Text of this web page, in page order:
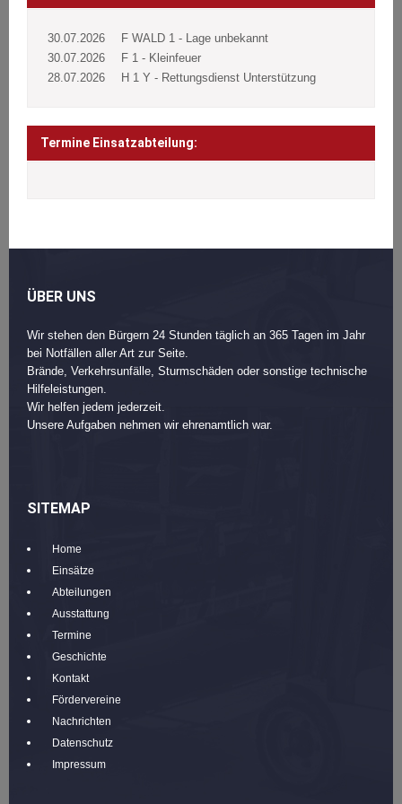
30.07.2026
F WALD 1 - Lage unbekannt
30.07.2026
F 1 - Kleinfeuer
28.07.2026
H 1 Y - Rettungsdienst Unterstützung
Termine Einsatzabteilung:
ÜBER UNS
Wir stehen den Bürgern 24 Stunden täglich an 365 Tagen im Jahr
bei Notfällen aller Art zur Seite.
Brände, Verkehrsunfälle, Sturmschäden oder sonstige technische
Hilfeleistungen.
Wir helfen jedem jederzeit.
Unsere Aufgaben nehmen wir ehrenamtlich war.
SITEMAP
Home
Einsätze
Abteilungen
Ausstattung
Termine
Geschichte
Kontakt
Fördervereine
Nachrichten
Datenschutz
Impressum